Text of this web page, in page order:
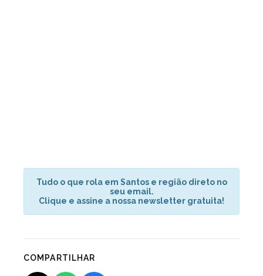
Tudo o que rola em Santos e região direto no
seu email.
Clique e assine a nossa newsletter gratuita!
COMPARTILHAR